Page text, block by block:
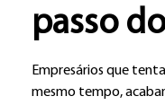
passo
Empresários que
mesmo tempo,